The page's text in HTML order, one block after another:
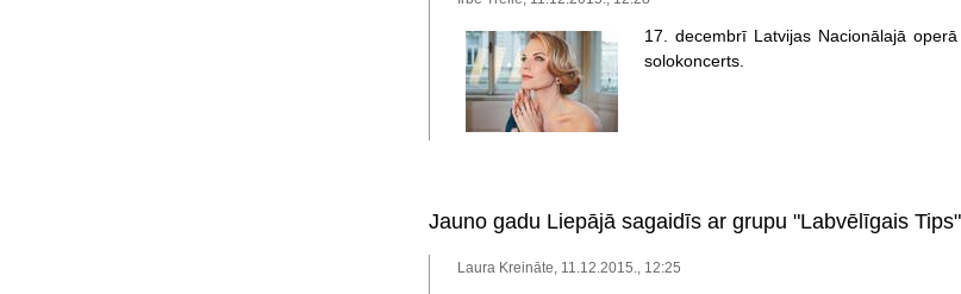
17. decembrī Latvijas Nacionālajā
solokoncerts.
Jauno gadu Liepājā sagaidīs ar grupu "Labvēlīgais Tips"
Laura Kreināte, 11.12.2015., 12:25